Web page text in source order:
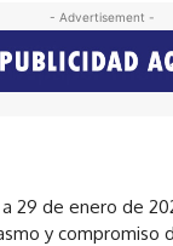
- Advertisement -
29 de enero de
y compromiso